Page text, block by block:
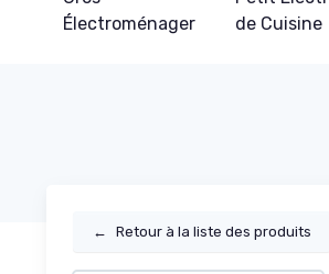
Électroménager
de Cuisine
← Retour à la liste des produits